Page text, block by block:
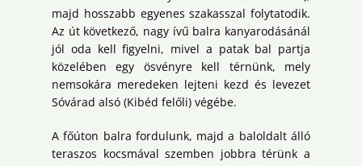
majd hosszabb egyenes szakasszal folytatodik.
Az út következő, nagy ívű balra kanyarodásánál
jól oda kell figyelni, mivel a patak bal partja
közelében egy ösvényre kell térnünk, mely
nemsokára meredeken lejteni kezd és levezet
Sóvárad alsó (Kibéd felőli) végébe.
A főúton balra fordulunk, majd a baloldalt álló
teraszos kocsmával szemben jobbra térünk a